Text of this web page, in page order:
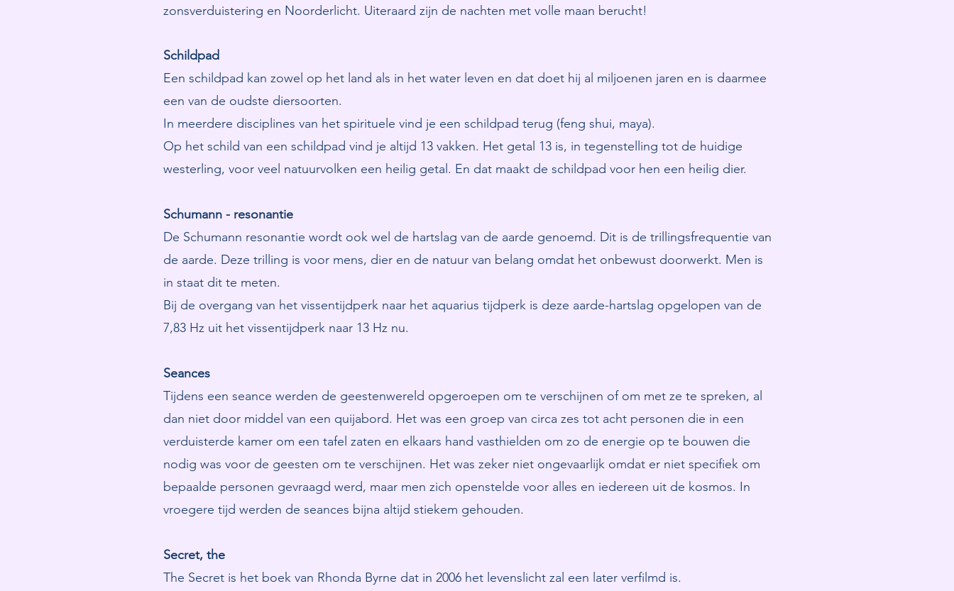
zonsverduistering en Noorderlicht. Uiteraard zijn de nachten met volle maan berucht!
Schildpad
Een schildpad kan zowel op het land als in het water leven en dat doet hij al miljoenen jaren en is daarmee
een van de oudste diersoorten.
In meerdere disciplines van het spirituele vind je een schildpad terug (feng shui, maya).
Op het schild van een schildpad vind je altijd 13 vakken. Het getal 13 is, in tegenstelling tot de huidige
westerling, voor veel natuurvolken een heilig getal. En dat maakt de schildpad voor hen een heilig dier.
Schumann - resonantie
De Schumann resonantie wordt ook wel de hartslag van de aarde genoemd. Dit is de trillingsfrequentie van
de aarde. Deze trilling is voor mens, dier en de natuur van belang omdat het onbewust doorwerkt. Men is
in staat dit te meten.
Bij de overgang van het vissentijdperk naar het aquarius tijdperk is deze aarde-hartslag opgelopen van de
7,83 Hz uit het vissentijdperk naar 13 Hz nu.
Seances
Tijdens een seance werden de geestenwereld opgeroepen om te verschijnen of om met ze te spreken, al
dan niet door middel van een quijabord. Het was een groep van circa zes tot acht personen die in een
verduisterde kamer om een tafel zaten en elkaars hand vasthielden om zo de energie op te bouwen die
nodig was voor de geesten om te verschijnen. Het was zeker niet ongevaarlijk omdat er niet specifiek om
bepaalde personen gevraagd werd, maar men zich openstelde voor alles en iedereen uit de kosmos. In
vroegere tijd werden de seances bijna altijd stiekem gehouden.
Secret, the
The Secret is het boek van Rhonda Byrne dat in 2006 het levenslicht zal een later verfilmd is.